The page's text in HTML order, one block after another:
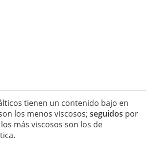
tienen un contenido bajo en
los menos viscosos; seguidos por
más viscosos son los de